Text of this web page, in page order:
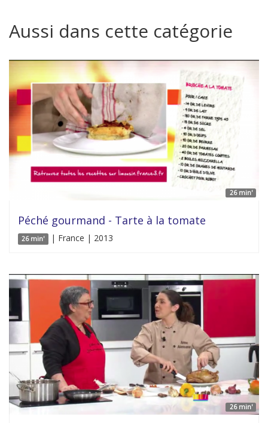
Aussi dans cette catégorie
26 min'
Péché gourmand - Tarte à la tomate
26 min' | France | 2013
26 min'